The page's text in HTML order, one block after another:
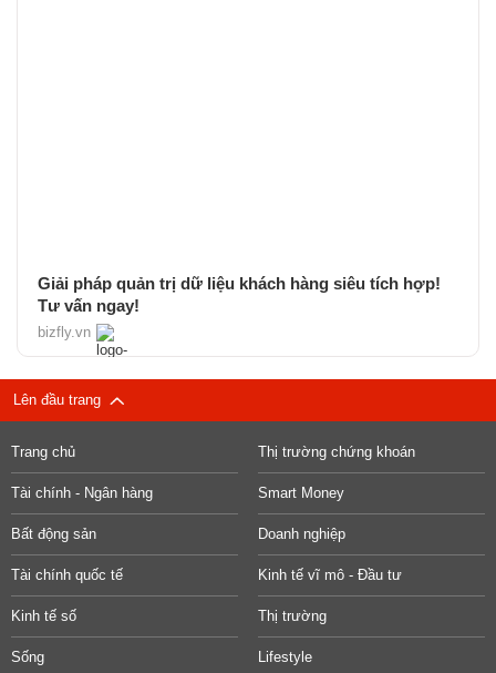
Giải pháp quản trị dữ liệu khách hàng siêu tích hợp!
Tư vấn ngay!
bizfly.vn
Lên đầu trang
Trang chủ Thị trường chứng khoán
Tài chính - Ngân hàng Smart Money
Bất động sản Doanh nghiệp
Tài chính quốc tế Kinh tế vĩ mô - Đầu tư
Kinh tế số Thị trường
Sống Lifestyle